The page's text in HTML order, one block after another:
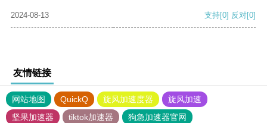
2024-08-13 支持[0] 反对[0]
友情链接
网站地图 QuickQ 旋风加速度器
旋风加速
坚果加速器
tiktok加速器
狗急加速器官网